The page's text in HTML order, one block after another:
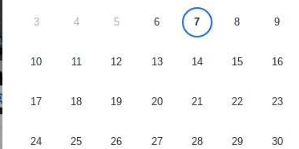
3 4 5 6 7 8 9
10 11 12 13 14 15 16
17 18 19 20 21 22 23
24 25 26 27 28 29 30
รูปทั้งหมด